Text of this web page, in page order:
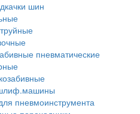
шин
пневматические
пневмоинструмента